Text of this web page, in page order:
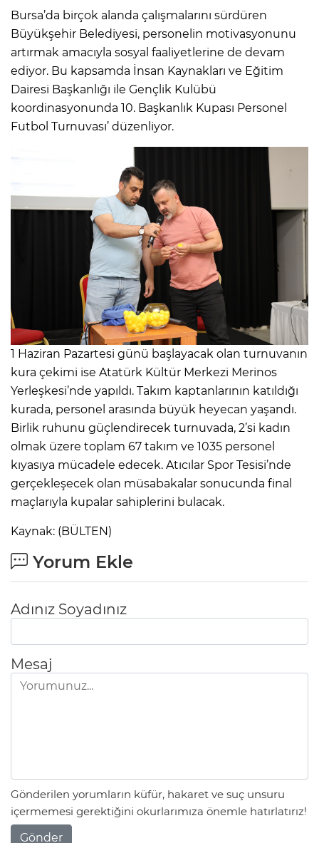
Bursa’da birçok alanda çalışmalarını sürdüren
Büyükşehir Belediyesi, personelin motivasyonunu
artırmak amacıyla sosyal faaliyetlerine de devam
ediyor. Bu kapsamda İnsan Kaynakları ve Eğitim
Dairesi Başkanlığı ile Gençlik Kulübü
koordinasyonunda 10. Başkanlık Kupası Personel
Futbol Turnuvası’ düzenliyor.
1 Haziran Pazartesi günü başlayacak olan turnuvanın
kura çekimi ise Atatürk Kültür Merkezi Merinos
Yerleşkesi’nde yapıldı. Takım kaptanlarının katıldığı
kurada, personel arasında büyük heyecan yaşandı.
Birlik ruhunu güçlendirecek turnuvada, 2’si kadın
olmak üzere toplam 67 takım ve 1035 personel
kıyasıya mücadele edecek. Atıcılar Spor Tesisi’nde
gerçekleşecek olan müsabakalar sonucunda final
maçlarıyla kupalar sahiplerini bulacak.
Kaynak: (BÜLTEN)
Yorum Ekle
Adınız Soyadınız
Mesaj
Gönderilen yorumların küfür, hakaret ve suç unsuru
içermemesi gerektiğini okurlarımıza önemle hatırlatırız!
Gönder